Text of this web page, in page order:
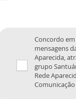
Concordo
mensagens
Aparecida,
grupo
Rede
Comunicação